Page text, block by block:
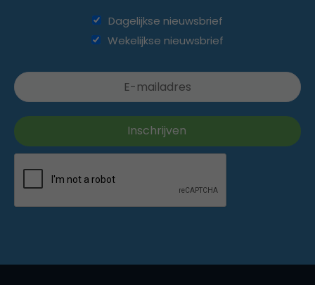
Dagelijkse nieuwsbrief
Wekelijkse nieuwsbrief